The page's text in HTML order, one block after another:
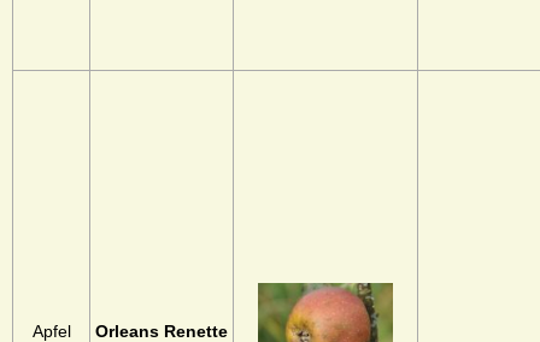
Apfel Orleans Renette